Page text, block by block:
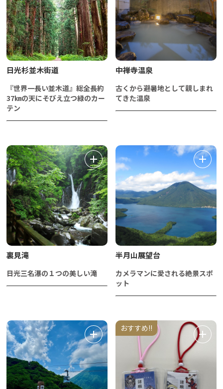
日光杉並木街道
『世界一長い並木道』総全長約
37㎞の天にそびえ立つ緑のカー
テン
中禅寺温泉
古くから避暑地として親しまれ
てきた温泉
裏見滝
日光三名瀑の１つの美しい滝
半月山展望台
カメラマンに愛される絶景スポ
ット
おすすめ!!